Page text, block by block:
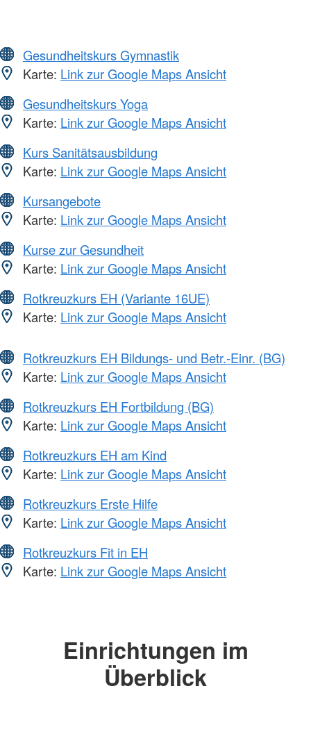
Gesundheitskurs Gymnastik
Karte: Link zur Google Maps Ansicht
Gesundheitskurs Yoga
Karte: Link zur Google Maps Ansicht
Kurs Sanitätsausbildung
Karte: Link zur Google Maps Ansicht
Kursangebote
Karte: Link zur Google Maps Ansicht
Kurse zur Gesundheit
Karte: Link zur Google Maps Ansicht
Rotkreuzkurs EH (Variante 16UE)
Karte: Link zur Google Maps Ansicht
Rotkreuzkurs EH Bildungs- und Betr.-Einr. (BG)
Karte: Link zur Google Maps Ansicht
Rotkreuzkurs EH Fortbildung (BG)
Karte: Link zur Google Maps Ansicht
Rotkreuzkurs EH am Kind
Karte: Link zur Google Maps Ansicht
Rotkreuzkurs Erste Hilfe
Karte: Link zur Google Maps Ansicht
Rotkreuzkurs Fit in EH
Karte: Link zur Google Maps Ansicht
Einrichtungen im
Überblick